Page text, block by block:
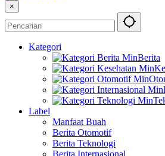
×
Kategori
Berita
Label
Manfaat Buah
Berita Otomotif
Berita Teknologi
Berita Internasional